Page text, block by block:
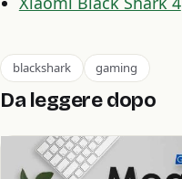
blackshark gaming
Da leggere dopo